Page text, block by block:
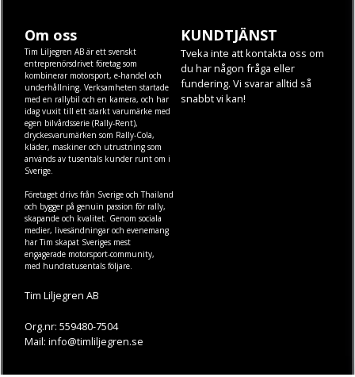
Om oss
Tim Liljegren AB är ett svenskt
entreprenörsdrivet företag som
kombinerar motorsport, e-handel och
underhållning. Verksamheten startade
med en rallybil och en kamera, och har
idag vuxit till ett starkt varumärke med
egen bilvårdsserie (Rally-Rent),
dryckesvarumärken som Rally-Cola,
kläder, maskineroch utrustning som
används av tusentals kunder runt om i
Sverige.
Företaget drivs från Sverige och Thailand
och bygger på genuin passion för rally,
skapande och kvalitet. Genom sociala
medier, livesändningar och evenemang
har Tim skapat Sveriges mest
engagerade motorsport-community,
med hundratusentals följare.
Tim Liljegren AB
Org.nr: 559480-7504
Mail: info@timliljegren.se
KUNDTJÄNST
Tveka inte att kontakta oss om
du har någon fråga eller
fundering. Vi svarar alltid så
snabbt vi kan!